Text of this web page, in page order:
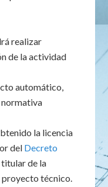
realizar
de la actividad
automático,
normativa
la licencia
del Decreto
titular de la
proyecto técnico.